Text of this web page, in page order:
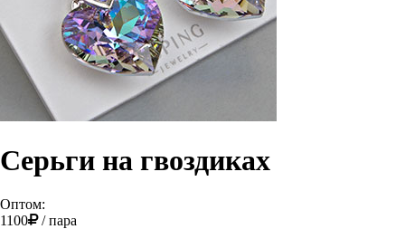
Серьги на гвоздиках
Оптом:
1100
/пара